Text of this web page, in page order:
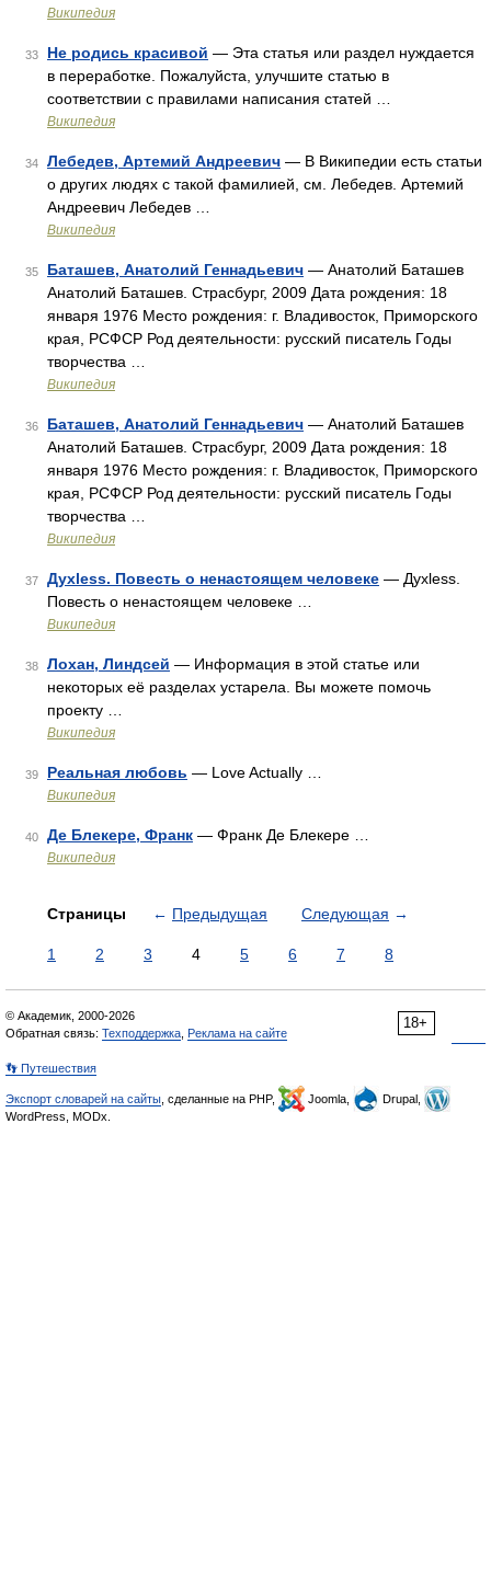
Википедия
33 Не родись красивой — Эта статья или раздел нуждается
в переработке. Пожалуйста, улучшите статью в
соответствии с правилами написания статей …
Википедия
34 Лебедев, Артемий Андреевич — В Википедии есть статьи
о других людях с такой фамилией, см. Лебедев. Артемий
Андреевич Лебедев …
Википедия
35 Баташeв, Анатолий Геннадьевич — Анатолий Баташев
Анатолий Баташев. Страсбург, 2009 Дата рождения: 18
января 1976 Место рождения: г. Владивосток, Приморского
края, РСФСР Род деятельности: русский писатель Годы
творчества …
Википедия
36 Баташев, Анатолий Геннадьевич — Анатолий Баташев
Анатолий Баташев. Страсбург, 2009 Дата рождения: 18
января 1976 Место рождения: г. Владивосток, Приморского
края, РСФСР Род деятельности: русский писатель Годы
творчества …
Википедия
37 Духless. Повесть о ненастоящем человеке — Дyxless.
Повесть о ненастоящем человеке …
Википедия
38 Лохан, Линдсей — Информация в этой статье или
некоторых её разделах устарела. Вы можете помочь
проекту …
Википедия
39 Реальная любовь — Love Actually …
Википедия
40 Де Блекере, Франк — Франк Де Блекере …
Википедия
Страницы ← Предыдущая Следующая →
1 2 3 4 5 6 7 8
18+
© Академик, 2000-2026
Обратная связь: Техподдержка Реклама на сайте
👣 Путешествия
Экспорт словарей на сайты , сделанные на PHP, Joomla,
Drupal,
WordPress, MODx.